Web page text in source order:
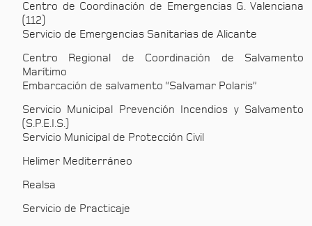
Centro de Coordinación de Emergencias G. Valenciana
(112)
Servicio de Emergencias Sanitarias de Alicante
Centro Regional de Coordinación de Salvamento
Marítimo
Embarcación de salvamento “Salvamar Polaris”
Servicio Municipal Prevención Incendios y Salvamento
(S.P.E.I.S.)
Servicio Municipal de Protección Civil
Helimer Mediterráneo
Realsa
Servicio de Practicaje